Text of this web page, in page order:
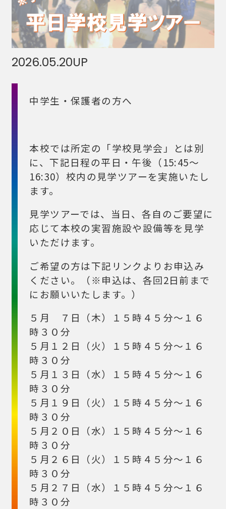
2026.05.20UP
中学生・保護者の方へ
本校では所定の「学校見学会」とは別
に、下記日程の平日・午後（15:45～
16:30）校内の見学ツアーを実施いたし
ます。
見学ツアーでは、当日、各自のご要望に
応じて本校の実習施設や設備等を見学
いただけます。
ご希望の方は下記リンクよりお申込み
ください。（※申込は、各回2日前まで
にお願いいたします。）
５月 ７日（木）１５時４５分～１６
時３０分
５月１２日（火）１５時４５分～１６
時３０分
５月１３日（水）１５時４５分～１６
時３０分
５月１９日（火）１５時４５分～１６
時３０分
５月２０日（水）１５時４５分～１６
時３０分
５月２６日（火）１５時４５分～１６
時３０分
５月２７日（水）１５時４５分～１６
時３０分